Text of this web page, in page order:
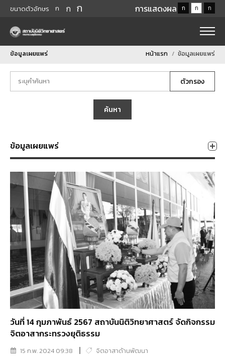
ขนาดตัวอักษร ก ก ก การแสดงผล ก ก ก
ข้อมูลเผยแพร่ หน้าแรก ข้อมูลเผยแพร่
ตัวกรอง
ค้นหา
ข้อมูลเผยแพร่
วันที่ 14 กุมภาพันธ์ 2567 สถาบันนิติวิทยาศาสตร์ จัดกิจกรรม
จิตอาสากระทรวงยุติธรรม
15 ก.พ. 2024 09:38 จิตอาสาด้านพัฒนา